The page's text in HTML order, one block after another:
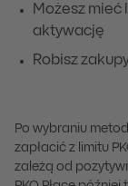
Możesz mieć
aktywację
Robisz
Po wybraniu
zapłacić z limitu
zależą od